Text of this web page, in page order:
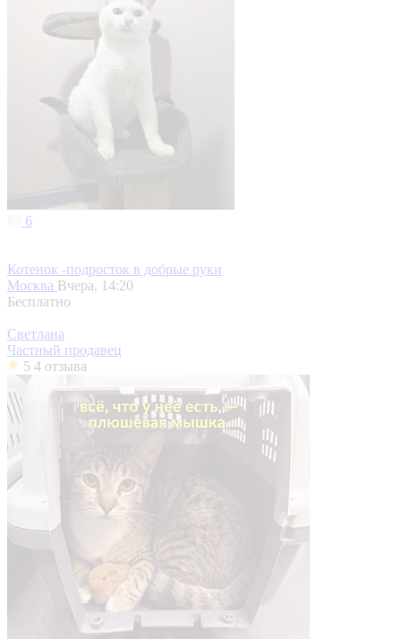
6
Котенок -подросток в добрые руки
Москва Вчера, 14:20
Бесплатно
Светлана
Частный продавец
5 4 отзыва